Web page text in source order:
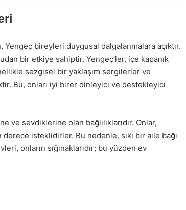
bireyleri duygusal dalgalanmalara açıktır.
bir etkiye sahiptir. Yengeç’ler, içe kapanık
sezgisel bir yaklaşım sergilerler ve
Bu, onları iyi birer dinleyici ve destekleyici
ve sevdiklerine olan bağlılıklarıdır. Onlar,
isteklidirler. Bu nedenle, sıkı bir aile bağı
onların sığınaklarıdır; bu yüzden ev